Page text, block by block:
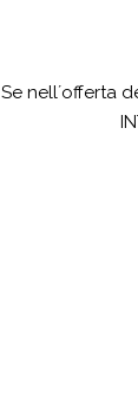
Se nell´offerta